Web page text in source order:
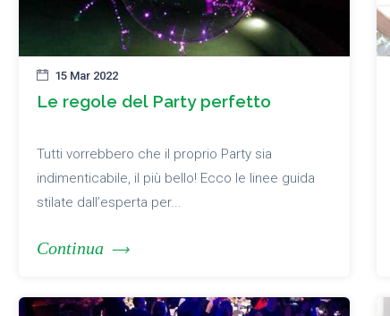
15 Mar 2022
Le regole del Party perfetto
Tutti vorrebbero che il proprio Party sia
indimenticabile, il più bello! Ecco le linee guida
stilate dall’esperta per...
Continua